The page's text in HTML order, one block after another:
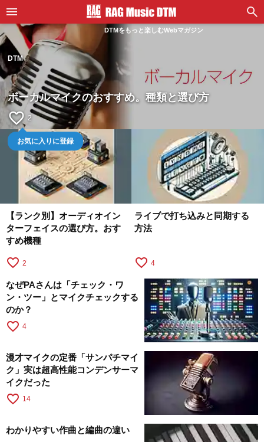
DTMをもっと楽しむWebマガジン
DTM
ボーカルマイクのおすすめ。種類と選び方
favorite_border 2
お気に入りに登録
【ランク別】オーディオイン
ターフェイスの選び方。おす
すめ機種
favorite_border 2
ライブで打ち込みと同期する
方法
favorite_border 4
なぜPAさんは「チェック・ワ
ン・ツー」とマイクチェックする
のか？
favorite_border 4
漫才マイクの定番「サンパチマイ
ク」実は超高性能コンデンサーマ
イクだった
favorite_border 14
わかりやすい作曲と編曲の違い